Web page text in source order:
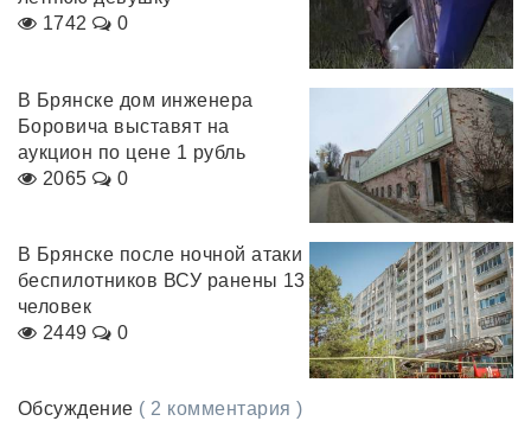
1742
0
В Брянске дом инженера
Боровича выставят на
аукцион по цене 1 рубль
2065
0
В Брянске после ночной атаки
беспилотников ВСУ ранены 13
человек
2449
0
Обсуждение ( 2 комментария )